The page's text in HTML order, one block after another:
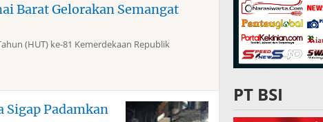
Barat Gelorakan Semangat
(HUT) ke-81 Kemerdekaan Republik
Sigap Padamkan
PT BSI